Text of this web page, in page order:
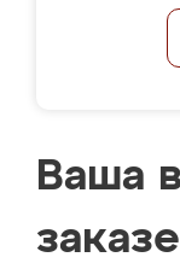
Ваша